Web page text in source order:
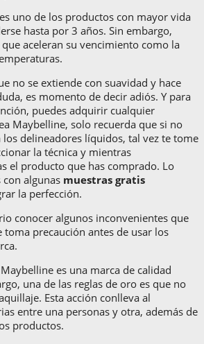
uno de los productos con mayor vida
hasta por 3 años. Sin embargo,
aceleran su vencimiento como la
no se extiende con suavidad y hace
es momento de decir adiós. Y para
puedes adquirir cualquier
Maybelline, solo recuerda que si no
los delineadores líquidos, tal vez te tome
la técnica y mientras
el producto que has comprado. Lo
algunas muestras gratis
la perfección.
conocer algunos inconvenientes que
toma precaución antes de usar los
es una marca de calidad
una de las reglas de oro es que no
Esta acción conlleva al
entre una personas y otra, además de
productos.